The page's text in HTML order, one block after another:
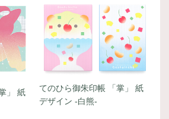
」 紙
てのひら御朱印帳 「掌」 紙
デザイン -白熊-